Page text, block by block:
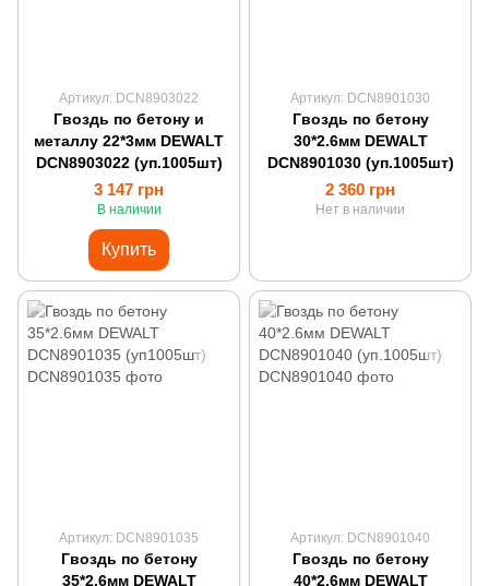
Артикул: DCN8903022
Гвоздь по бетону и
металлу 22*3мм DEWALT
DCN8903022 (уп.1005шт)
3 147 грн
В наличии
Купить
Артикул: DCN8901030
Гвоздь по бетону
30*2.6мм DEWALT
DCN8901030 (уп.1005шт)
2 360 грн
Нет в наличии
Артикул: DCN8901035
Гвоздь по бетону
35*2.6мм DEWALT
Артикул: DCN8901040
Гвоздь по бетону
40*2.6мм DEWALT